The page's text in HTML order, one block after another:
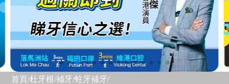
首頁/杜牙根/補牙/蛀牙補牙/